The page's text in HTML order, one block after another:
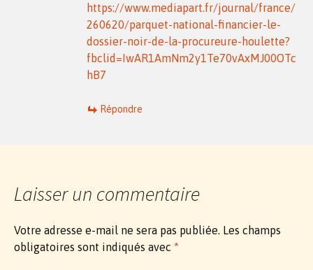
https://www.mediapart.fr/journal/france/
260620/parquet-national-financier-le-
dossier-noir-de-la-procureure-houlette?
fbclid=IwAR1AmNm2y1Te70vAxMJ00OTc
hB7
Répondre
Laisser un commentaire
Votre adresse e-mail ne sera pas publiée. Les champs
obligatoires sont indiqués avec *